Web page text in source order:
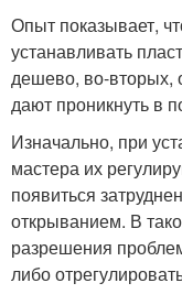
Опыт показывает,
устанавливать
дешево, во-вторых,
дают проникнуть в
Изначально, при
мастера их
появиться
открыванием. В
разрешения
либо